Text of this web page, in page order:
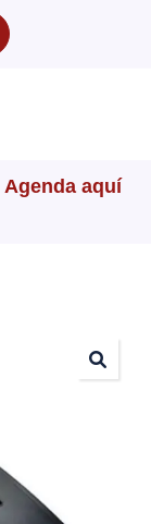
Agenda aquí